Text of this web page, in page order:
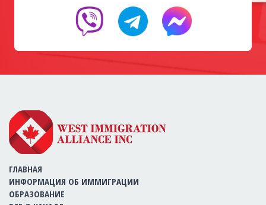
ГЛАВНАЯ
ИНФОРМАЦИЯ ОБ ИММИГРАЦИИ
ОБРАЗОВАНИЕ